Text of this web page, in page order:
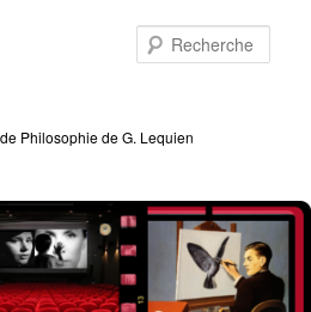
Philosophie de G. Lequien